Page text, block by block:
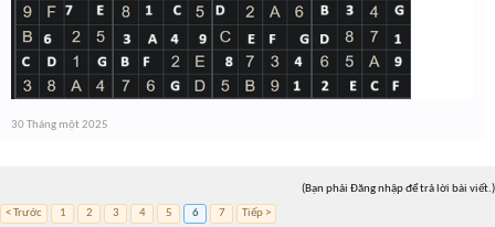
30 Tháng một 2025
(Bạn phải Đăng nhập để trả lời bài viết.)
< Trước
1 2 3 4 5 6 7 Tiếp >